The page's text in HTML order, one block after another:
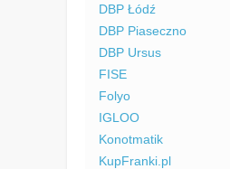
DBP Łódź
DBP Piaseczno
DBP Ursus
FISE
Folyo
IGLOO
Konotmatik
KupFranki.pl